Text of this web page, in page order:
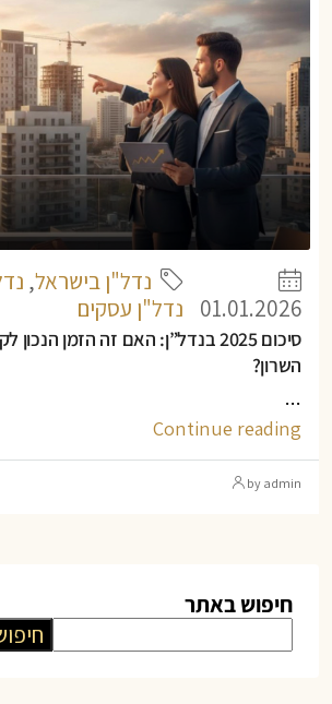
01.01.2026
נדל"ן בישראל,
נדל"ן עסקים
סיכום 2025 בנדל”ן: האם זה הזמן
השרון?
...
Continue reading
by admin
חיפוש באתר